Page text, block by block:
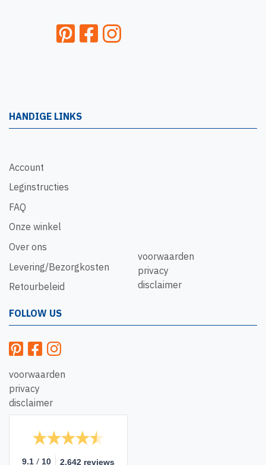
HANDIGE LINKS
Account
Leginstructies
FAQ
Onze winkel
Over ons
Levering/Bezorgkosten
Retourbeleid
voorwaarden
privacy
disclaimer
FOLLOW US
voorwaarden
privacy
disclaimer
9.1 / 10 2.642 reviews